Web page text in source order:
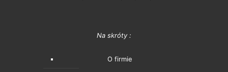
Na skróty :
O firmie